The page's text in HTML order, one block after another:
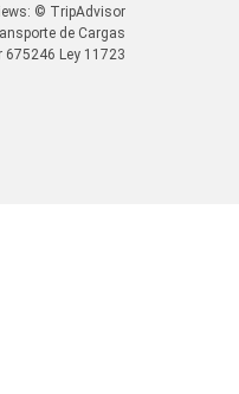
© TripAdvisor
de Cargas
Ley 11723